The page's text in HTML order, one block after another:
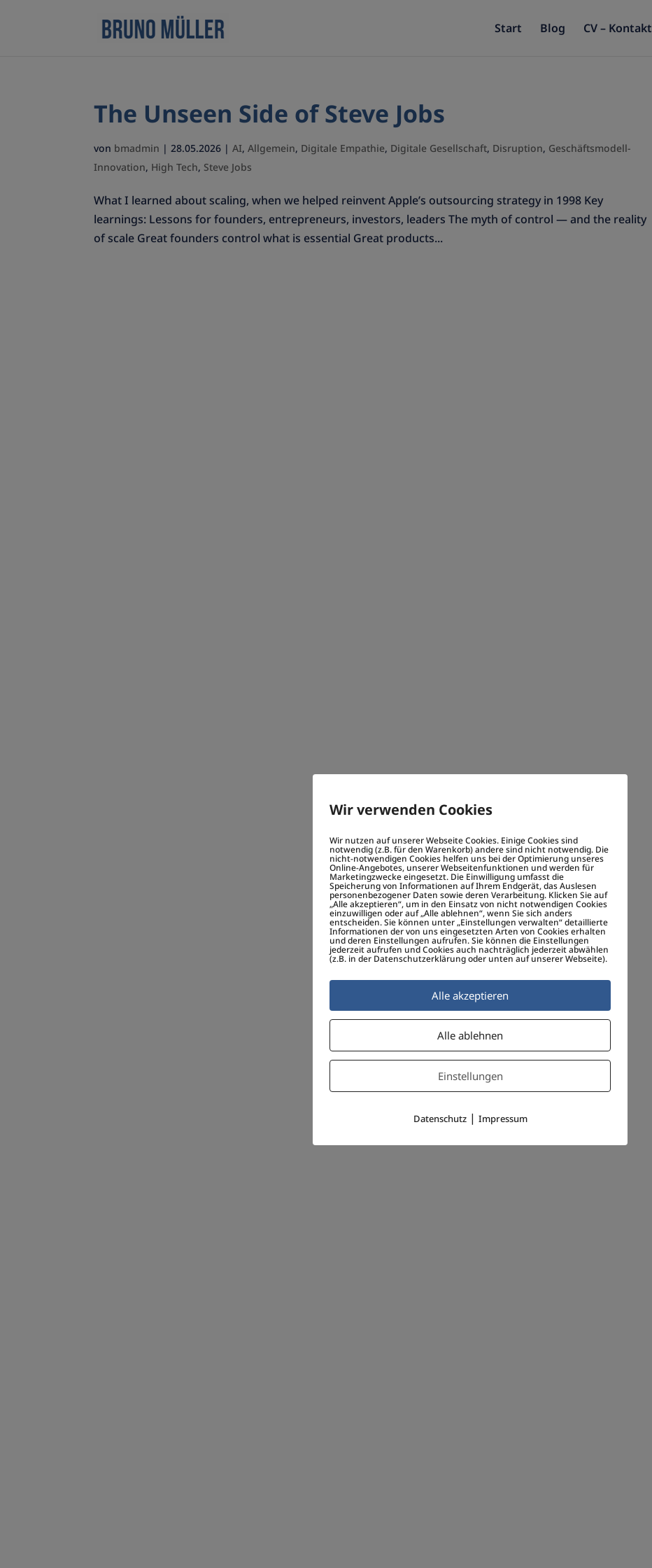
Start Blog CV – Kontakt
The Unseen Side of Steve Jobs
von bmadmin |28.05.2026 |AI,Allgemein, Digitale Empathie, Digitale Gesellschaft, Disruption, Geschäftsmodell-
Innovation, High Tech, Steve Jobs
What I learned about scaling, when we helped reinvent Apple’s outsourcing strategy in 1998 Key
learnings: Lessons for founders, entrepreneurs, investors, leaders The myth of control — and the reality
of scale Great founders control what is essential Great products...
Wir verwenden Cookies
Wir nutzen auf unserer Webseite Cookies. Einige Cookies sind
notwendig (z.B. für den Warenkorb) andere sind nicht notwendig. Die
nicht-notwendigen Cookies helfen uns bei der Optimierung unseres
Online-Angebotes, unserer Webseitenfunktionen und werden für
Marketingzwecke eingesetzt. Die Einwilligung umfasst die
Speicherung von Informationen auf Ihrem Endgerät, das Auslesen
personenbezogener Daten sowie deren Verarbeitung. Klicken Sie auf
„Alle akzeptieren“, um in den Einsatz von nicht notwendigen Cookies
einzuwilligen oder auf „Alle ablehnen“, wenn Sie sich anders
entscheiden. Sie können unter „Einstellungen verwalten“ detaillierte
Informationen der von uns eingesetzten Arten von Cookies erhalten
und deren Einstellungen aufrufen. Sie können die Einstellungen
jederzeit aufrufen und Cookies auch nachträglich jederzeit abwählen
(z.B. in der Datenschutzerklärung oder unten auf unserer Webseite).
Alle akzeptieren
Alle ablehnen
Einstellungen
Datenschutz| Impressum